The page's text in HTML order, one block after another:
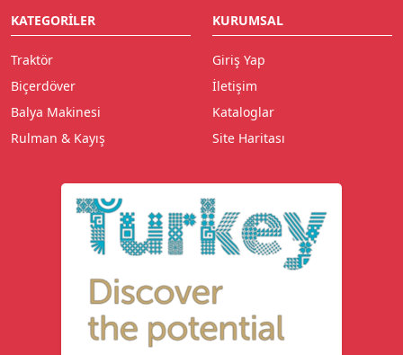
KATEGORILER
Traktör
Biçerdöver
Balya Makinesi
Rulman & Kayış
KURUMSAL
Giriş Yap
İletişim
Kataloglar
Site Haritası